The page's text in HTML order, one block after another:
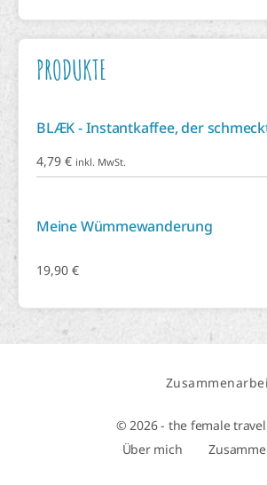
PRODUKTE
BLÆK - Instantkaffee, der
4,79 € inkl. MwSt.
Meine Wümmewanderung
19,90 €
© 2026 - the female
Über mich